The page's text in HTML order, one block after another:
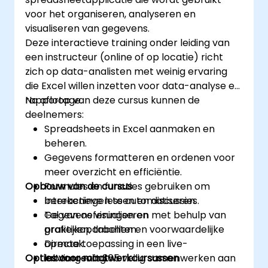
bewerken. 7. Taakautomatisering: U kunt
taken automatiseren door gebruik te maken
van VBA (Visual Basic for Applications). Excel
vindt zijn toepassing in uiteenlopende
sectoren, zoals bedrijfsleven, wetenschap en
onderwijs; de veelzijdige functies ervan
vergemakkelijken gegevensanalyse,
rapportage, begrotingsopstelling, planningen
en nog veel meer.
professionals om onbewerkte cijfers om te
zetten in bruikbare financiële inzichten en
nauwkeurige voorspellingen voor strategisch
planningsproces.
voor het organiseren, analyseren en
visualiseren van gegevens.
Deze interactieve training onder leiding van
een instructeur (online of op locatie) richt
zich op data-analisten met weinig ervaring
die Excel willen inzetten voor data-analyse en
rapportage.
Na afloop van deze cursus kunnen de
deelnemers:
Spreadsheets in Excel aanmaken en
beheren.
Gegevens formatteren en ordenen voor
meer overzicht en efficiëntie.
Formules en functies gebruiken om
berekeningen te automatiseren.
Gegevens visualiseren met behulp van
grafieken, tabellen en voorwaardelijke
opmaak.
In Microsoft 365 veilig samenwerken aan
Opbouw van de cursus
Interactieve lessen en discussies.
Tal van oefeningen en
praktijkopdrachten.
Directe toepassing in een live-
labomgeving.
Opties voor maatwerkcursussen